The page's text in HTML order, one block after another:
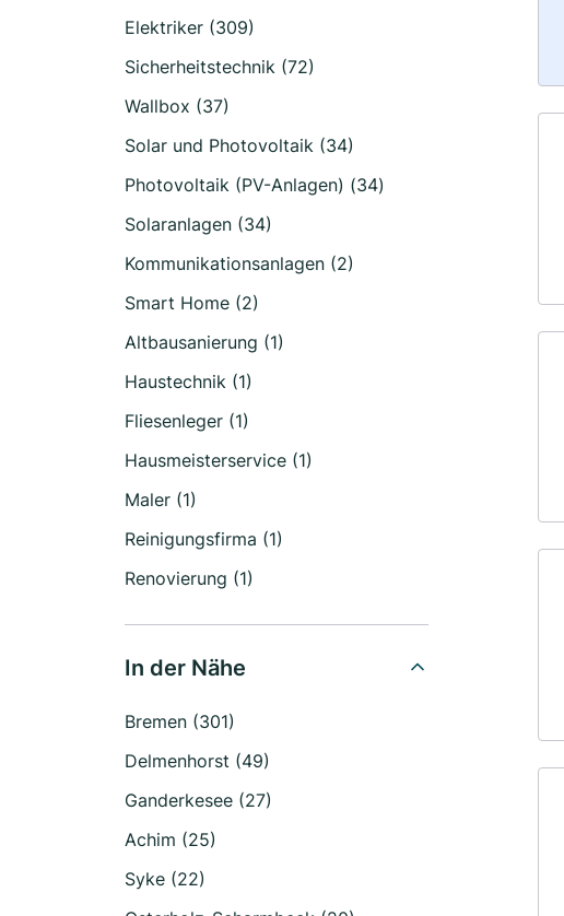
Elektriker (309)
Sicherheitstechnik (72)
Wallbox (37)
Solar und Photovoltaik (34)
Photovoltaik (PV-Anlagen) (34)
Solaranlagen (34)
Kommunikationsanlagen (2)
Smart Home (2)
Altbausanierung (1)
Haustechnik (1)
Fliesenleger (1)
Hausmeisterservice (1)
Maler (1)
Reinigungsfirma (1)
Renovierung (1)
In der Nähe
Bremen (301)
Delmenhorst (49)
Ganderkesee (27)
Achim (25)
Syke (22)